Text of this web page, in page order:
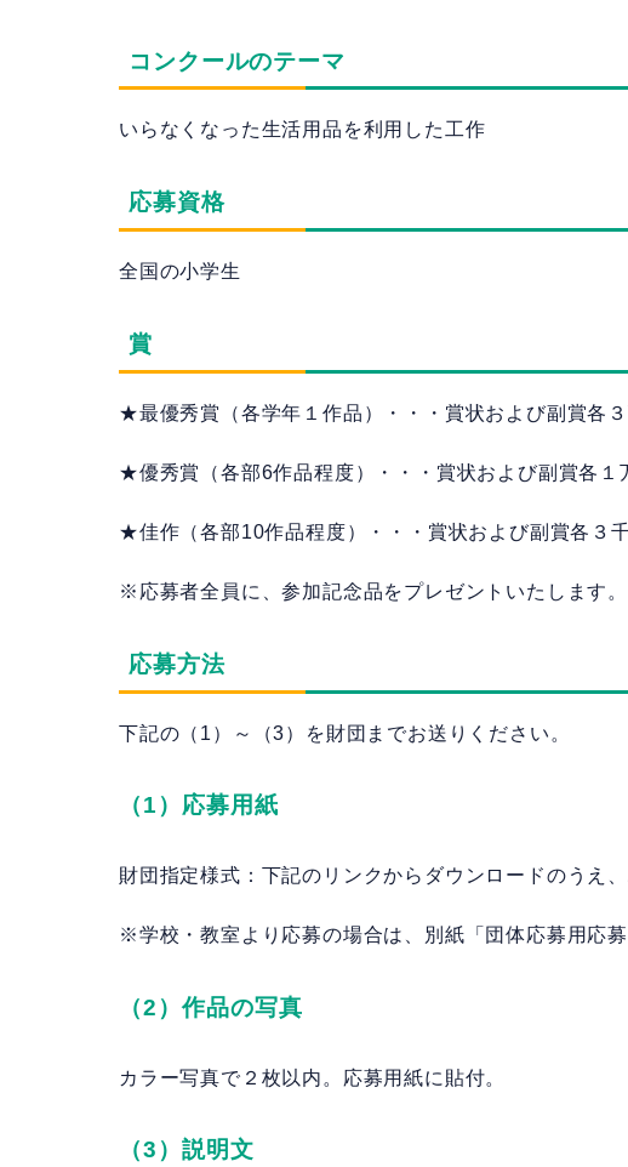
コンクールのテーマ
いらなくなった生活用品を利用した工作
応募資格
全国の小学生
賞
★最優秀賞（各学年１作品）・・・賞状および副賞各
★優秀賞（各部6作品程度）・・・賞状および副賞各１
★佳作（各部10作品程度）・・・賞状および副賞各３
※応募者全員に、参加記念品をプレゼントいたします。
応募方法
下記の（1）～（3）を財団までお送りください。
（1）応募用紙
財団指定様式：下記のリンクからダウンロードのうえ
※学校・教室より応募の場合は、別紙「団体応募用応
（2）作品の写真
カラー写真で２枚以内。応募用紙に貼付。
（3）説明文